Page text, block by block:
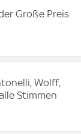
Große Preis
Wolff,
Stimmen